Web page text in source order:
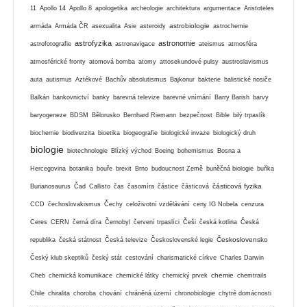
11 Apollo 14 Apollo 8 apologetika archeologie architektura argumentace Aristoteles
armáda Armáda ČR asexualita Asie asteroidy astrobiologie astrochemie
astrofotografie astrofyzika astronavigace astronomie ateismus atmosféra
atmosférické fronty atomová bomba atomy attosekundové pulsy austroslavismus
auta autismus Aztékové Bachův absolutismus Bajkonur bakterie balistické nosiče
Balkán bankovnictví banky barevná televize barevné vnímání Barry Barish barvy
baryogeneze BDSM Bělorusko Bernhard Riemann bezpečnost Bible bilý trpaslík
biochemie biodiverzita bioetika biogeografie biologické invaze biologický druh
biologie biotechnologie Blízký východ Boeing bohemismus Bosna a
Hercegovina botanika bouře brexit Brno budoucnost Země buněčná biologie buňka
Burianosaurus Čad Callisto čas časomíra částice částicová částicová fyzika
CCD čechoslovakismus Čechy celoživotní vzdělávání ceny IG Nobela cenzura
Ceres CERN černá díra Černobyl červení trpaslíci Češi česká kotlina Česká
republika česká státnost Česká televize Československé legie Československo
Český klub skeptiků český stát cestování charismatické církve Charles Darwin
Cheb chemická komunikace chemické látky chemický prvek chemie chemtrails
Chile chiralita choroba chování chráněná území chronobiologie chytré domácnosti